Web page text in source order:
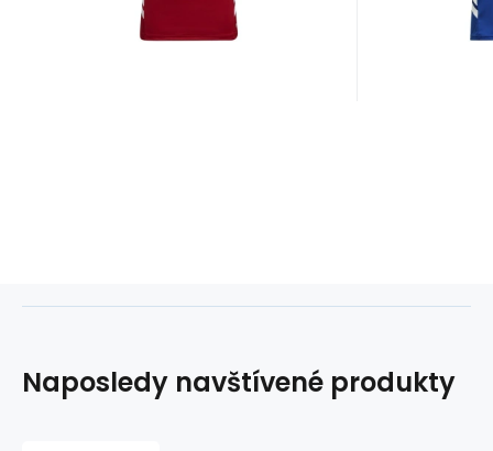
Naposledy navštívené produkty